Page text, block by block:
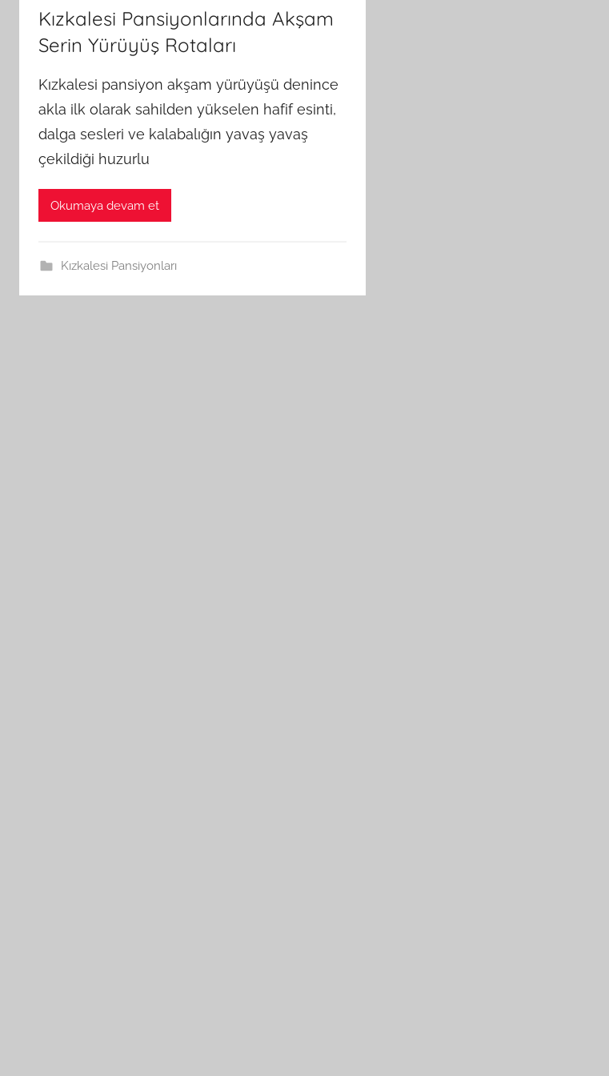
Kızkalesi Pansiyonlarında Akşam
Serin Yürüyüş Rotaları
Kızkalesi pansiyon akşam yürüyüşü denince
akla ilk olarak sahilden yükselen hafif esinti,
dalga sesleri ve kalabalığın yavaş yavaş
çekildiği huzurlu
Okumaya devam et
Kızkalesi Pansiyonları